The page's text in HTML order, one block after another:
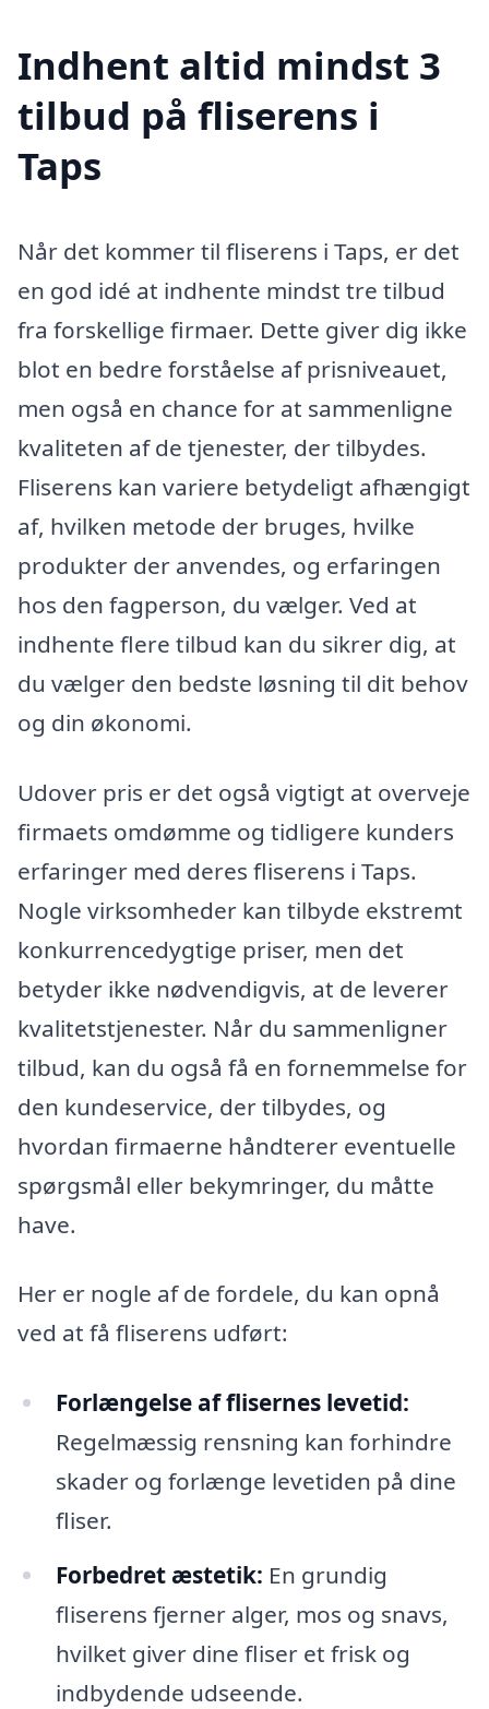
Indhent altid mindst 3
tilbud på fliserens i
Taps
Når det kommer til fliserens i Taps, er det
en god idé at indhente mindst tre tilbud
fra forskellige firmaer. Dette giver dig ikke
blot en bedre forståelse af prisniveauet,
men også en chance for at sammenligne
kvaliteten af de tjenester, der tilbydes.
Fliserens kan variere betydeligt afhængigt
af, hvilken metode der bruges, hvilke
produkter der anvendes, og erfaringen
hos den fagperson, du vælger. Ved at
indhente flere tilbud kan du sikrer dig, at
du vælger den bedste løsning til dit behov
og din økonomi.
Udover pris er det også vigtigt at overveje
firmaets omdømme og tidligere kunders
erfaringer med deres fliserens i Taps.
Nogle virksomheder kan tilbyde ekstremt
konkurrencedygtige priser, men det
betyder ikke nødvendigvis, at de leverer
kvalitetstjenester. Når du sammenligner
tilbud, kan du også få en fornemmelse for
den kundeservice, der tilbydes, og
hvordan firmaerne håndterer eventuelle
spørgsmål eller bekymringer, du måtte
have.
Her er nogle af de fordele, du kan opnå
ved at få fliserens udført:
Forlængelse af flisernes levetid:
Regelmæssig rensning kan forhindre
skader og forlænge levetiden på dine
fliser.
Forbedret æstetik: En grundig
fliserens fjerner alger, mos og snavs,
hvilket giver dine fliser et frisk og
indbydende udseende.